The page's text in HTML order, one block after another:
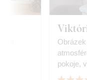
pokoje,
Jsem